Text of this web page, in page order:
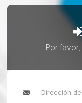
Por favor,